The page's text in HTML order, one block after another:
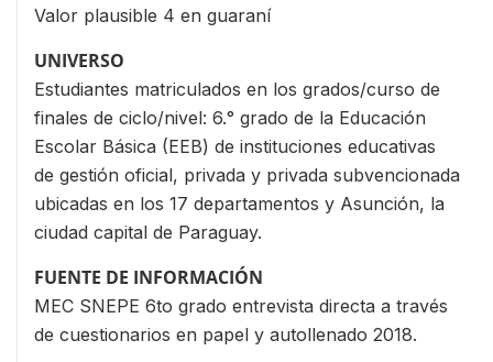
Valor plausible 4 en guaraní
UNIVERSO
Estudiantes matriculados en los grados/curso de
finales de ciclo/nivel: 6.° grado de la Educación
Escolar Básica (EEB) de instituciones educativas
de gestión oficial, privada y privada subvencionada
ubicadas en los 17 departamentos y Asunción, la
ciudad capital de Paraguay.
FUENTE DE INFORMACIÓN
MEC SNEPE 6to grado entrevista directa a través
de cuestionarios en papel y autollenado 2018.